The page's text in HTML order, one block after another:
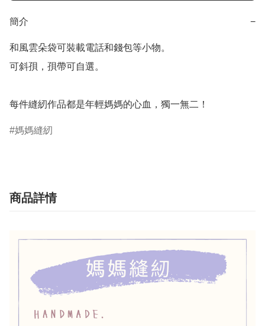
簡介 −
和風雲朵袋可裝載電話和錢包等小物。
可斜孭，孭帶可自選。
每件縫紉作品都是年輕媽媽的心血，獨一無二！
媽媽縫紉
商品詳情